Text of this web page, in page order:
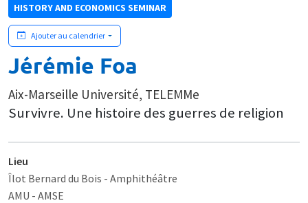
HISTORY AND ECONOMICS SEMINAR
Ajouter au calendrier
Jérémie Foa
Aix-Marseille Université, TELEMMe
Survivre. Une histoire des guerres de religion
Lieu
Îlot Bernard du Bois - Amphithéâtre
AMU - AMSE